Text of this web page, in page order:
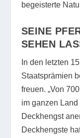
begeisterte
SEINE
SEHEN
In den letzten
Staatsprämien
freuen. „Von
im ganzen
Deckhengst
Deckhengste